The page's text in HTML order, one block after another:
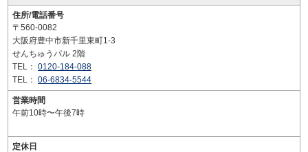
住所/電話番号
〒560-0082
大阪府豊中市新千里東町1-3
せんちゅうパル 2階
TEL： 0120-184-088
TEL： 06-6834-5544
営業時間
午前10時〜午後7時
定休日